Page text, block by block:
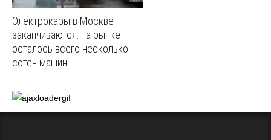
Электрокары в Москве
заканчиваются: на рынке
осталось всего несколько
сотен машин